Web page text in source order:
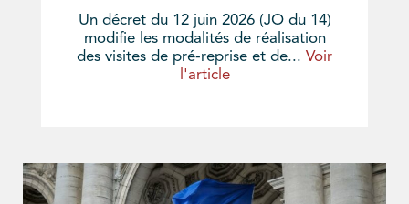
Un décret du 12 juin 2026 (JO du 14)
modifie les modalités de réalisation
des visites de pré-reprise et de... Voir
l'article